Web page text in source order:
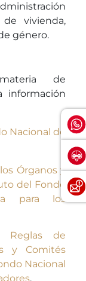
vivienda,
género.
de
información
Nacional de
Órganos y
del Fondo
para los
Reglas de
y Comités
Nacional
.